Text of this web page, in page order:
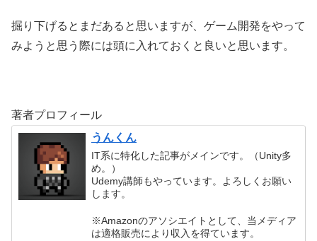
掘り下げるとまだあると思いますが、ゲーム開発をやって
みようと思う際には頭に入れておくと良いと思います。
著者プロフィール
うんくん
IT系に特化した記事がメインです。（Unity多
め。）
Udemy講師もやっています。よろしくお願い
します。
※Amazonのアソシエイトとして、当メディア
は適格販売により収入を得ています。